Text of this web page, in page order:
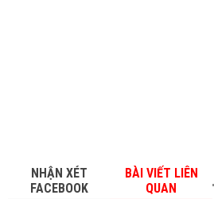
NHẬN XÉT
FACEBOOK
BÀI VIẾT LIÊN
QUAN